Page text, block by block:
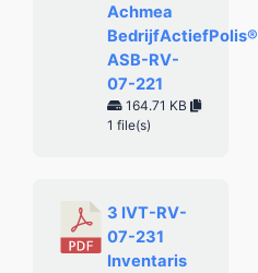
Achmea
BedrijfActiefPolis®
ASB-RV-
07-221
164.71 KB
1 file(s)
3 IVT-RV-
07-231
Inventaris